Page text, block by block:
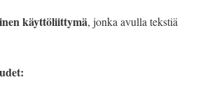
käyttöliittymä, jonka avulla tekstiä